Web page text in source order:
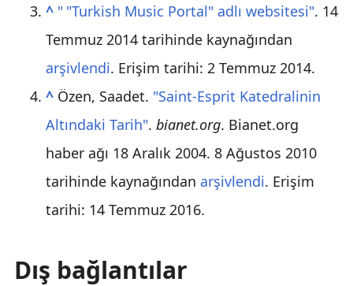
^ " "Turkish Music Portal" adlı websitesi". 14
Temmuz 2014 tarihinde kaynağından
arşivlendi. Erişim tarihi: 2 Temmuz2014.
^ Özen, Saadet. "Saint-Esprit Katedralinin
Altındaki Tarih". bianet.org. Bianet.org
haber ağı 18 Aralık 2004. 8 Ağustos 2010
tarihinde kaynağından arşivlendi. Erişim
tarihi: 14 Temmuz2016.
Dış bağlantılar